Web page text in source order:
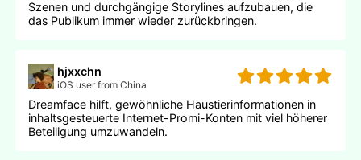
Szenen und durchgängige Storylines aufzubauen, die
das Publikum immer wieder zurückbringen.
hjxxchn
iOS user from China
Dreamface hilft, gewöhnliche Haustierinformationen in
inhaltsgesteuerte Internet-Promi-Konten mit viel höherer
Beteiligung umzuwandeln.